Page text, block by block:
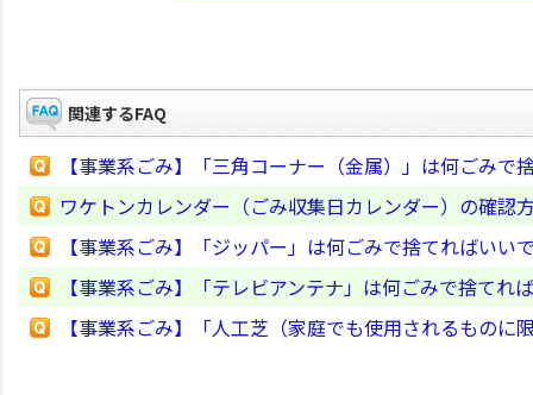
関連するFAQ
【事業系ごみ】「三角コーナー（金属）」は何ごみで
ワケトンカレンダー（ごみ収集日カレンダー）の確認
【事業系ごみ】「ジッパー」は何ごみで捨てればいい
【事業系ごみ】「テレビアンテナ」は何ごみで捨てれ
【事業系ごみ】「人工芝（家庭でも使用されるもの